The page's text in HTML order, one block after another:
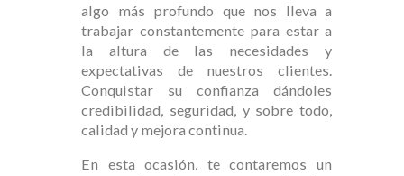
algo más profundo que nos lleva a
trabajar constantemente para estar a
la altura de las necesidades y
expectativas de nuestros clientes.
Conquistar su confianza dándoles
credibilidad, seguridad, y sobre todo,
calidad y mejora continua.
En esta ocasión, te contaremos un